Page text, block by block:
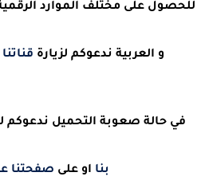
للحصول على مختلف الموارد
و العربية ندعوكم لزيارة
في حالة صعوبة التحميل ندعوكم
بنا او على صفحتنا